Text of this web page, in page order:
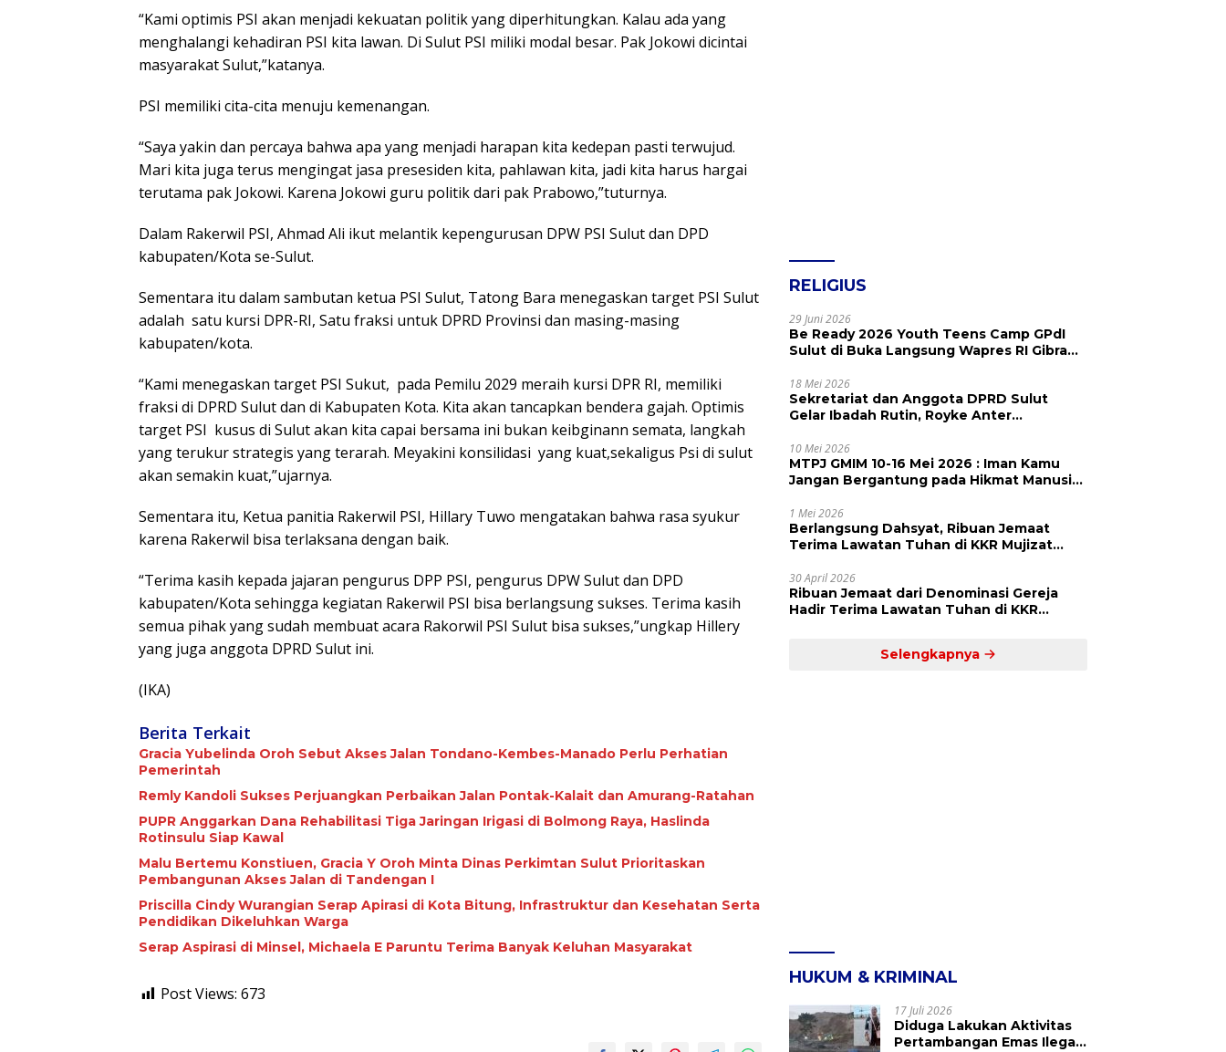
“Kami optimis PSI akan menjadi kekuatan politik yang diperhitungkan. Kalau ada yang
menghalangi kehadiran PSI kita lawan. Di Sulut PSI miliki modal besar. Pak Jokowi dicintai
masyarakat Sulut,”katanya.
PSI memiliki cita-cita menuju kemenangan.
“Saya yakin dan percaya bahwa apa yang menjadi harapan kita kedepan pasti terwujud.
Mari kita juga terus mengingat jasa presesiden kita, pahlawan kita, jadi kita harus hargai
terutama pak Jokowi. Karena Jokowi guru politik dari pak Prabowo,”tuturnya.
Dalam Rakerwil PSI, Ahmad Ali ikut melantik kepengurusan DPW PSI Sulut dan DPD
kabupaten/Kota se-Sulut.
Sementara itu dalam sambutan ketua PSI Sulut, Tatong Bara menegaskan target PSI Sulut
adalah satu kursi DPR-RI, Satu fraksi untuk DPRD Provinsi dan masing-masing
kabupaten/kota.
“Kami menegaskan target PSI Sukut, pada Pemilu 2029 meraih kursi DPR RI, memiliki
fraksi di DPRD Sulut dan di Kabupaten Kota. Kita akan tancapkan bendera gajah. Optimis
target PSI kusus di Sulut akan kita capai bersama ini bukan keibginann semata, langkah
yang terukur strategis yang terarah. Meyakini konsilidasi yang kuat,sekaligus Psi di sulut
akan semakin kuat,”ujarnya.
Sementara itu, Ketua panitia Rakerwil PSI, Hillary Tuwo mengatakan bahwa rasa syukur
karena Rakerwil bisa terlaksana dengan baik.
“Terima kasih kepada jajaran pengurus DPP PSI, pengurus DPW Sulut dan DPD
kabupaten/Kota sehingga kegiatan Rakerwil PSI bisa berlangsung sukses. Terima kasih
semua pihak yang sudah membuat acara Rakorwil PSI Sulut bisa sukses,”ungkap Hillery
yang juga anggota DPRD Sulut ini.
(IKA)
Berita Terkait
Gracia Yubelinda Oroh Sebut Akses Jalan Tondano-Kembes-Manado Perlu Perhatian
Pemerintah
Remly Kandoli Sukses Perjuangkan Perbaikan Jalan Pontak-Kalait dan Amurang-Ratahan
PUPR Anggarkan Dana Rehabilitasi Tiga Jaringan Irigasi di Bolmong Raya, Haslinda
Rotinsulu Siap Kawal
Malu Bertemu Konstiuen, Gracia Y Oroh Minta Dinas Perkimtan Sulut Prioritaskan
Pembangunan Akses Jalan di Tandengan I
Priscilla Cindy Wurangian Serap Apirasi di Kota Bitung, Infrastruktur dan Kesehatan Serta
Pendidikan Dikeluhkan Warga
Serap Aspirasi di Minsel, Michaela E Paruntu Terima Banyak Keluhan Masyarakat
Post Views: 673
RELIGIUS
29 Juni 2026
Be Ready 2026 Youth Teens Camp GPdI
Sulut di Buka Langsung Wapres RI Gibran
Apresiasi Tinggi
18 Mei 2026
Sekretariat dan Anggota DPRD Sulut
Gelar Ibadah Rutin, Royke Anter
dan Pengingat
10 Mei 2026
MTPJ GMIM 10-16 Mei 2026 : Iman Kamu
Jangan Bergantung pada Hikmat Manusia,
1 Mei 2026
Berlangsung Dahsyat, Ribuan Jemaat
Terima Lawatan Tuhan di KKR Mujizat
30 April 2026
Ribuan Jemaat dari Denominasi Gereja
Hadir Terima Lawatan Tuhan di KKR
Selengkapnya
HUKUM & KRIMINAL
17 Juli 2026
Diduga Lakukan Aktivitas
Pertambangan Emas Ilegal